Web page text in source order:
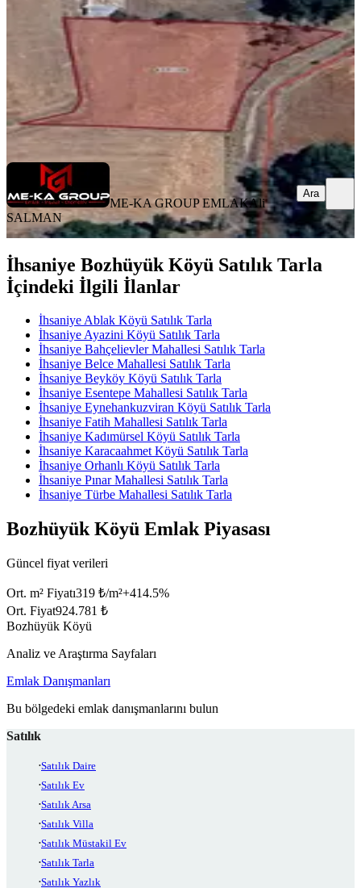
2500 m²
·550/m²· 21.04.2026
1.375.000 ₺
ME-KA GROUP EMLAK Ali SALMAN
Ara
ME-KA GROUP EMLAKAli
SALMAN
Ara
İhsaniye Bozhüyük Köyü Satılık Tarla
İçindeki İlgili İlanlar
İhsaniye Ablak Köyü Satılık Tarla
İhsaniye Ayazini Köyü Satılık Tarla
İhsaniye Bahçelievler Mahallesi Satılık Tarla
İhsaniye Belce Mahallesi Satılık Tarla
İhsaniye Beyköy Köyü Satılık Tarla
İhsaniye Esentepe Mahallesi Satılık Tarla
İhsaniye Eynehankuzviran Köyü Satılık Tarla
İhsaniye Fatih Mahallesi Satılık Tarla
İhsaniye Kadımürsel Köyü Satılık Tarla
İhsaniye Karacaahmet Köyü Satılık Tarla
İhsaniye Orhanlı Köyü Satılık Tarla
İhsaniye Pınar Mahallesi Satılık Tarla
İhsaniye Türbe Mahallesi Satılık Tarla
Bozhüyük Köyü Emlak Piyasası
Güncel fiyat verileri
Ort. m² Fiyatı319 ₺/m²+414.5%
Ort. Fiyat924.781 ₺
Bozhüyük Köyü
Analiz ve Araştırma Sayfaları
Emlak Danışmanları
Bu bölgedeki emlak danışmanlarını bulun
Satılık
Satılık Daire
Satılık Ev
Satılık Arsa
Satılık Villa
Satılık Müstakil Ev
Satılık Tarla
Satılık Yazlık